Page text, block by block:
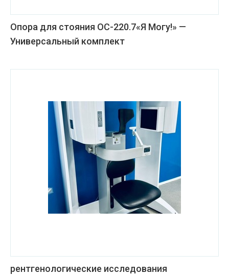
Опора для стояния ОС-220.7«Я Могу!» —
Универсальный комплект
рентгенологические исследования